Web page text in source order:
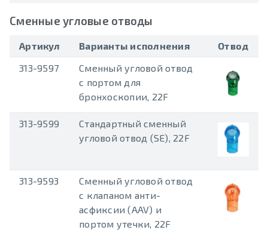
Сменные угловые отводы
Артикул Варианты исполнения
Отвод
313-9597
Сменный угловой отвод
с портом для
бронхоскопии, 22F
313-9599
Стандартный сменный
угловой отвод (SE), 22F
313-9593
Сменный угловой отвод
с клапаном анти-
асфиксии (AAV) и
портом утечки, 22F